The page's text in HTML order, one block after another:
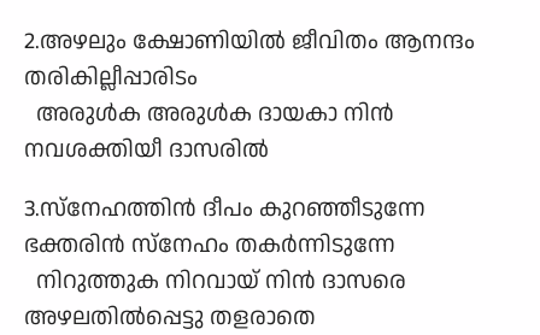
2.അഴലും ക്ഷോണിയിൽ ജീവിതം ആനന്ദം
തരികില്ലീപ്പാരിടം
അരുൾക അരുൾക ദായകാ നിൻ
നവശക്തിയീ ദാസരിൽ
3.സ്നേഹത്തിൻ ദീപം കുറഞ്ഞീടുന്നേ
ഭക്തരിൻ സ്നേഹം തകർന്നിടുന്നേ
നിറുത്തുക നിറവായ് നിൻ ദാസരെ
അഴലതിൽപ്പെട്ടു തളരാതെ